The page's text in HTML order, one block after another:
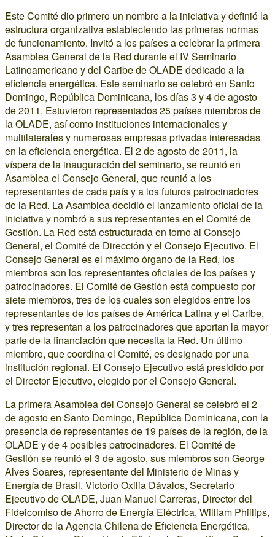
Este Comité dio primero un nombre a la iniciativa y definió la
estructura organizativa estableciendo las primeras normas
de funcionamiento. Invitó a los países a celebrar la primera
Asamblea General de la Red durante el IV Seminario
Latinoamericano y del Caribe de OLADE dedicado a la
eficiencia energética. Este seminario se celebró en Santo
Domingo, República Dominicana, los días 3 y 4 de agosto
de 2011. Estuvieron representados 25 países miembros de
la OLADE, así como instituciones internacionales y
multilaterales y numerosas empresas privadas interesadas
en la eficiencia energética. El 2 de agosto de 2011, la
víspera de la inauguración del seminario, se reunió en
Asamblea el Consejo General, que reunió a los
representantes de cada país y a los futuros patrocinadores
de la Red. La Asamblea decidió el lanzamiento oficial de la
iniciativa y nombró a sus representantes en el Comité de
Gestión. La Red está estructurada en torno al Consejo
General, el Comité de Dirección y el Consejo Ejecutivo. El
Consejo General es el máximo órgano de la Red, los
miembros son los representantes oficiales de los países y
patrocinadores. El Comité de Gestión está compuesto por
siete miembros, tres de los cuales son elegidos entre los
representantes de los países de América Latina y el Caribe,
y tres representan a los patrocinadores que aportan la mayor
parte de la financiación que necesita la Red. Un último
miembro, que coordina el Comité, es designado por una
institución regional. El Consejo Ejecutivo está presidido por
el Director Ejecutivo, elegido por el Consejo General.
La primera Asamblea del Consejo General se celebró el 2
de agosto en Santo Domingo, República Dominicana, con la
presencia de representantes de 19 países de la región, de la
OLADE y de 4 posibles patrocinadores. El Comité de
Gestión se reunió el 3 de agosto, sus miembros son George
Alves Soares, representante del Ministerio de Minas y
Energía de Brasil, Victorio Oxilia Dávalos, Secretario
Ejecutivo de OLADE, Juan Manuel Carreras, Director del
Fideicomiso de Ahorro de Energía Eléctrica, William Phillips,
Director de la Agencia Chilena de Eficiencia Energética,